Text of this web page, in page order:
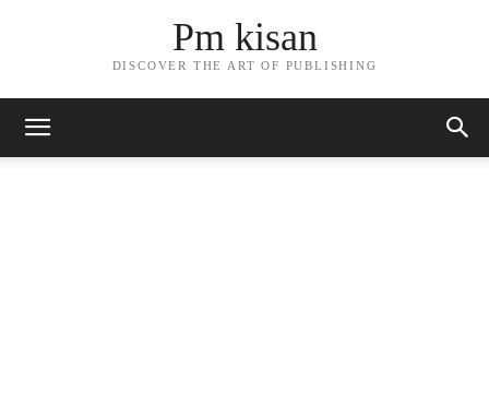
Pm kisan
DISCOVER THE ART OF PUBLISHING